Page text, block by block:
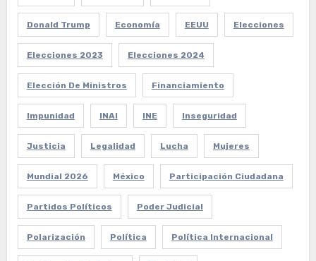
Donald Trump Economía EEUU Elecciones
Elecciones 2023 Elecciones 2024
Elección De Ministros Financiamiento
Impunidad INAI INE Inseguridad
Justicia Legalidad Lucha Mujeres
Mundial 2026 México Participación Ciudadana
Partidos Políticos Poder Judicial
Polarización Política Política Internacional